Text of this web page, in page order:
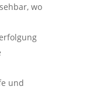
wo
und